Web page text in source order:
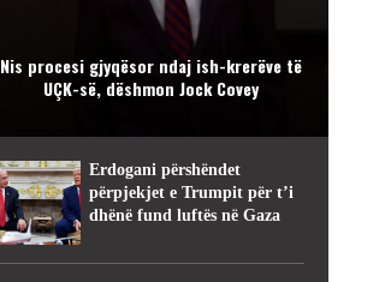
Nis procesi gjyqësor ndaj ish-krerëve të
UÇK-së, dëshmon Jock Covey
Erdogani përshëndet
përpjekjet e Trumpit për t’i
dhënë fund luftës në Gaza